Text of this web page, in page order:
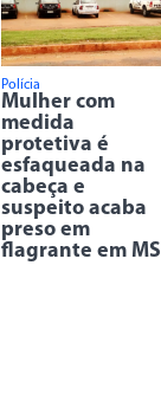
Polícia
Mulher com
medida
protetiva é
esfaqueada na
cabeça e
suspeito acaba
preso em
flagrante em MS